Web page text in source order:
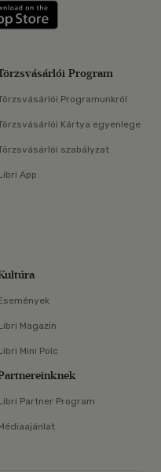
Szerezd meg: Google
Program
Programunkról
Kártya egyenlege
szabályzat
App
Magazin
Mini Polc
Partner Program